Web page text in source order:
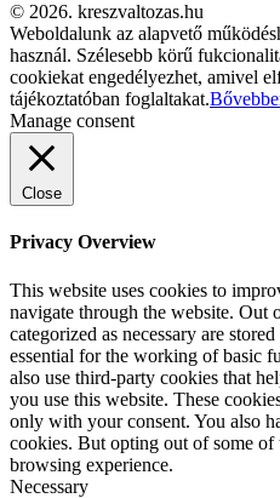
© 2026. kreszvaltozas.hu
Weboldalunk az alapvető
használ. Szélesebb körű
cookiekat engedélyezhet, amivel
tájékoztatóban foglaltakat.
Manage consent
Close
Privacy Overview
This website uses cookies to
navigate through the website. Out
categorized as necessary are
essential for the working of basic
also use third-party cookies that
you use this website. These
only with your consent. You also
cookies. But opting out of some of
browsing experience.
Necessary